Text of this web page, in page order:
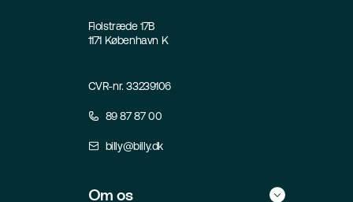
Fiolstræde 17B
1171 København K
CVR-nr. 33239106
89 87 87 00
billy@billy.dk
Om os